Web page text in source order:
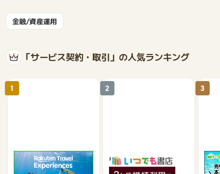
金融/資産運用
「サービス契約・取引」の人気ランキング
楽天トラベル観光体験
1
いつでも書店
2
【
買取
3